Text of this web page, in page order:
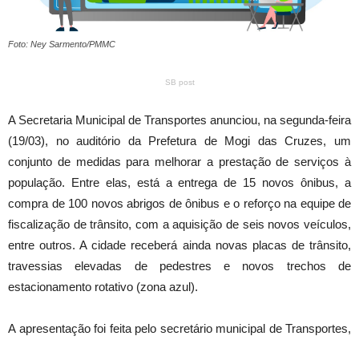
Foto: Ney Sarmento/PMMC
SB post
A Secretaria Municipal de Transportes anunciou, na segunda-feira
(19/03), no auditório da Prefetura de Mogi das Cruzes, um
conjunto de medidas para melhorar a prestação de serviços à
população. Entre elas, está a entrega de 15 novos ônibus, a
compra de 100 novos abrigos de ônibus e o reforço na equipe de
fiscalização de trânsito, com a aquisição de seis novos veículos,
entre outros. A cidade receberá ainda novas placas de trânsito,
travessias elevadas de pedestres e novos trechos de
estacionamento rotativo (zona azul).
A apresentação foi feita pelo secretário municipal de Transportes,